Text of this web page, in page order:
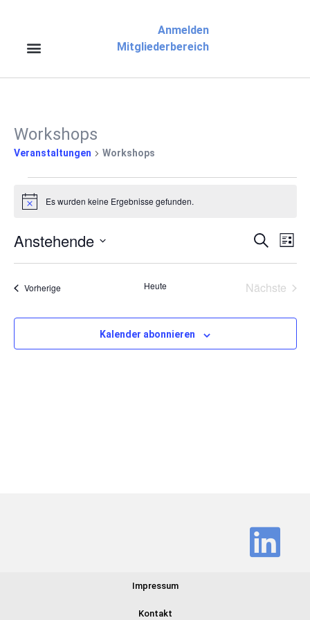
Anmelden
Mitgliederbereich
Workshops
Veranstaltungen Workshops
HinweisEs wurden keine Ergebnisse gefunden.
Suche
und
Suche
Liste
Anstehende
wählen.
VorherigeVeranstaltungen Heute Nächste
Kalender abonnieren
Impressum
Kontakt